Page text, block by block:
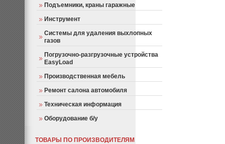
Подъемники, краны гаражные
Инструмент
Системы для удаления выхлопных
газов
Погрузочно-разгрузочные устройства
EasyLoad
Производственная мебель
Ремонт салона автомобиля
Техническая информация
Оборудование б/у
ТОВАРЫ ПО ПРОИЗВОДИТЕЛЯМ